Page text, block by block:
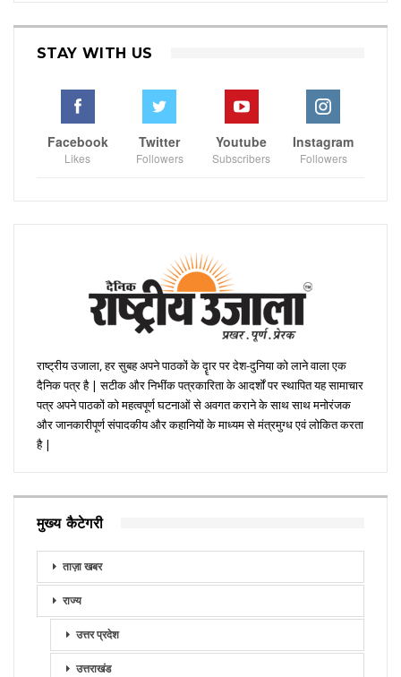
STAY WITH US
Facebook
Likes
Twitter
Followers
Youtube
Subscribers
Instagram
Followers
राष्ट्रीय उजाला, हर सुबह अपने पाठकों के दॄार पर देश-दुनिया को लाने वाला एक
दैनिक पत्र है | सटीक और निभींक पत्रकारिता के आदर्शों पर स्थापित यह सामाचार
पत्र अपने पाठकों को महत्वपूर्ण घटनाओं से अवगत कराने के साथ साथ मनोरंजक
और जानकारीपूर्ण संपादकीय और कहानियों के माध्यम से मंत्रमुग्ध एवं लोकित करता
है |
मुख्य कैटेगरी
ताज़ा खबर
राज्य
उत्तर प्रदेश
उत्तराखंड